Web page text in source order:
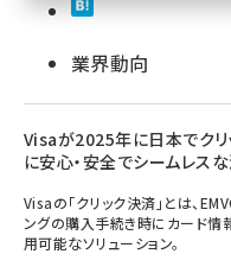
業界動向
Visaが2025年に日本でクリ
に安心・安全でシームレス
Visaの「クリック決済」とは、
ングの購入手続き時にカード情
用可能なソリューション。
参加登録はこちら↑